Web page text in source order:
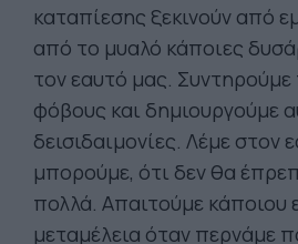
καταπίεσης ξεκινούν από
από το μυαλό κάποιες
τον εαυτό μας.
φόβους και δημιουργούμε
δεισιδαιμονίες. Λέμε στον
μπορούμε, ότι δεν θα
πολλά. Απαιτούμε κάποιου
μεταμέλεια όταν περνάμε